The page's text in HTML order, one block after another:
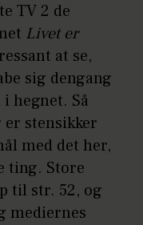
TV 2 de
Livet er
at se,
sig dengang
hegnet. Så
stensikker
med det her,
ting. Store
til str. 52, og
mediernes